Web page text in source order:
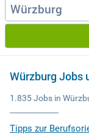
Würzburg Jobs
1.835 Jobs in
Tipps zur